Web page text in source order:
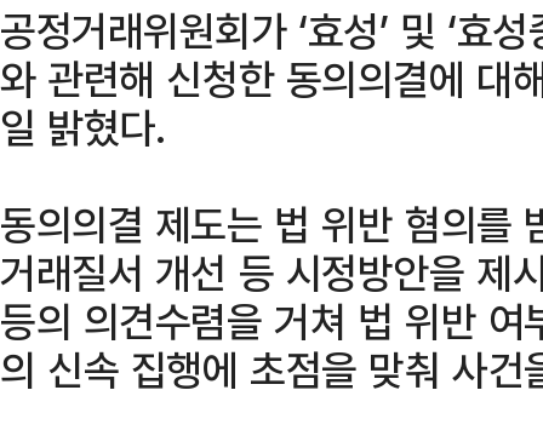
공정거래위원회가 ‘효성’ 및 ‘효
와 관련해 신청한 동의의결에 대
일 밝혔다.
동의의결 제도는 법 위반 혐의를
거래질서 개선 등 시정방안을 제
등의 의견수렴을 거쳐 법 위반
의 신속 집행에 초점을 맞춰 사건